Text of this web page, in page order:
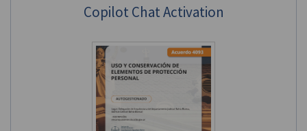
Copilot Chat Activation